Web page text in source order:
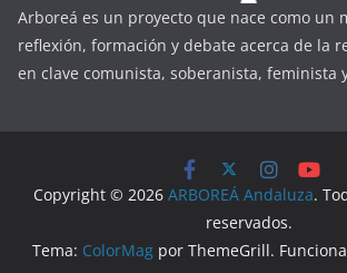
Arboreá es un proyecto que nace como un
reflexión, formación y debate acerca de la
en clave comunista, soberanista, feminista
Copyright © 2026 ARBOREÁ Andaluza.
reservados.
Tema: ColorMagpor ThemeGrill.